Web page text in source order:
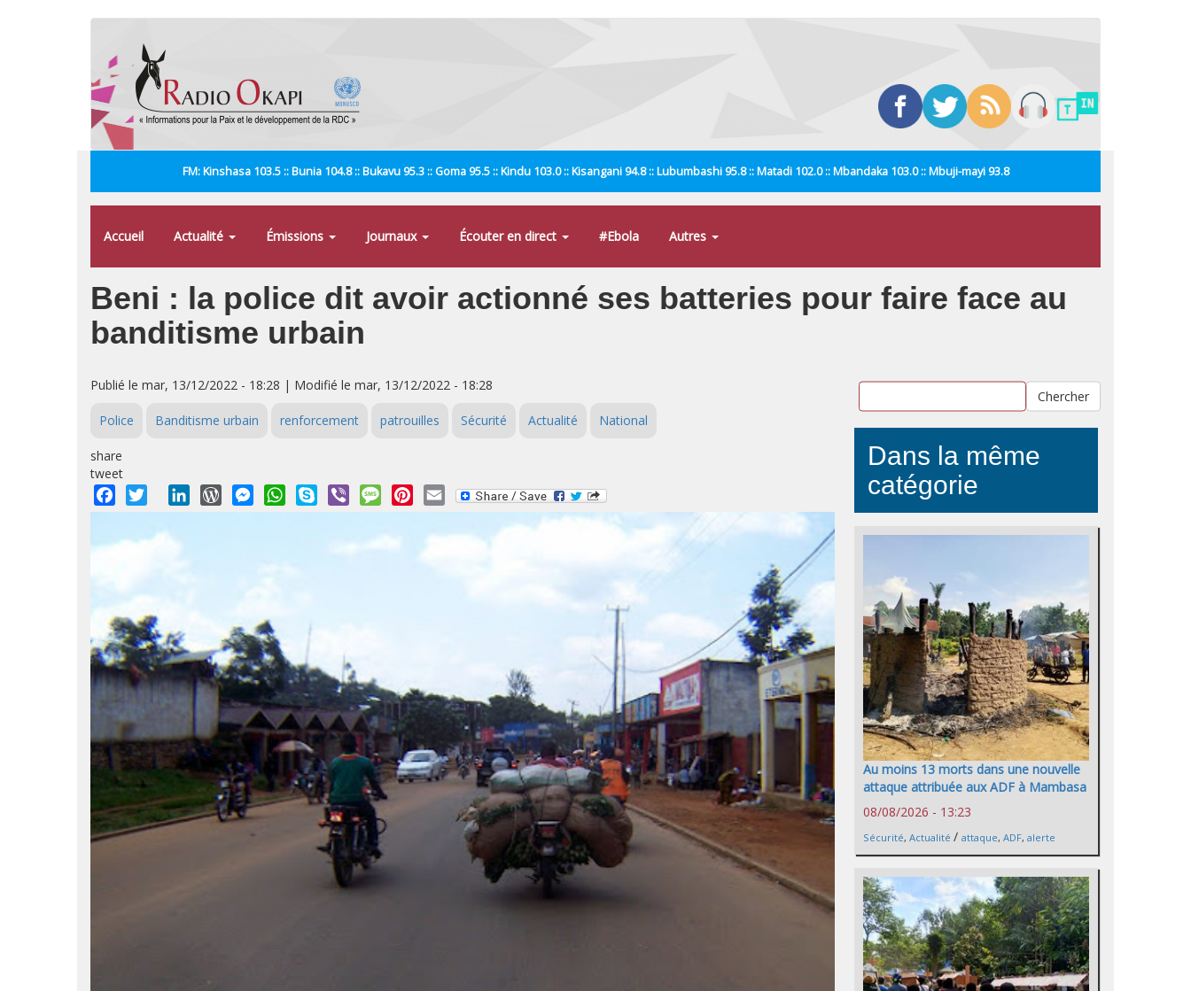
FM: Kinshasa 103.5 :: Bunia 104.8 :: Bukavu 95.3 :: Goma 95.5 :: Kindu 103.0 :: Kisangani 94.8 :: Lubumbashi 95.8 :: Matadi 102.0 :: Mbandaka 103.0 :: Mbuji-mayi 93.8
Accueil Actualité Émissions Journaux Écouter en direct #Ebola Autres
Beni : la police dit avoir actionné ses batteries pour faire face au
banditisme urbain
Publié le mar, 13/12/2022 - 18:28 | Modifié le mar, 13/12/2022 - 18:28
Police Banditisme urbain renforcement patrouilles Sécurité Actualité National
share
tweet
Facebook
Twitter LinkedInWordPressMessengerWhatsApp
Skype Viber MessagePinterest
Email
Chercher
Dans la même
catégorie
Au moins 13 morts dans une nouvelle
attaque attribuée aux ADF à Mambasa
08/08/2026 - 13:23
Sécurité, Actualité / attaque, ADF, alerte